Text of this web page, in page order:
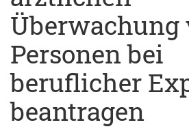
Überwachung
Personen bei
beruflicher
beantragen